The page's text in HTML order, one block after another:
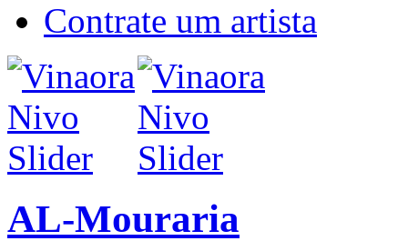
Contrate um artista
AL-Mouraria